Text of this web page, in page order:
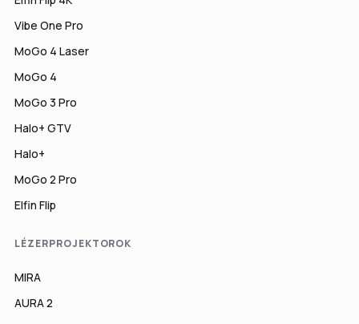
Vibe One Pro
MoGo 4 Laser
MoGo 4
MoGo 3 Pro
Halo+ GTV
Halo+
MoGo 2 Pro
Elfin Flip
LÉZERPROJEKTOROK
MIRA
AURA 2